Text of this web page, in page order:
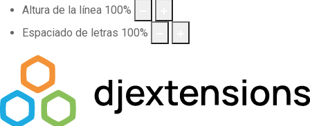
Altura de la línea 100%
Espaciado de letras 100%